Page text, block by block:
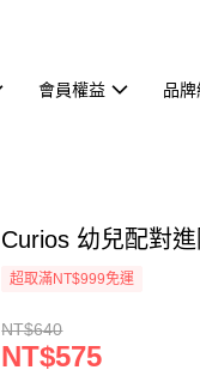
會員權益 品
Curios 幼兒配對
超取滿NT$999免運
NT$640
NT$575